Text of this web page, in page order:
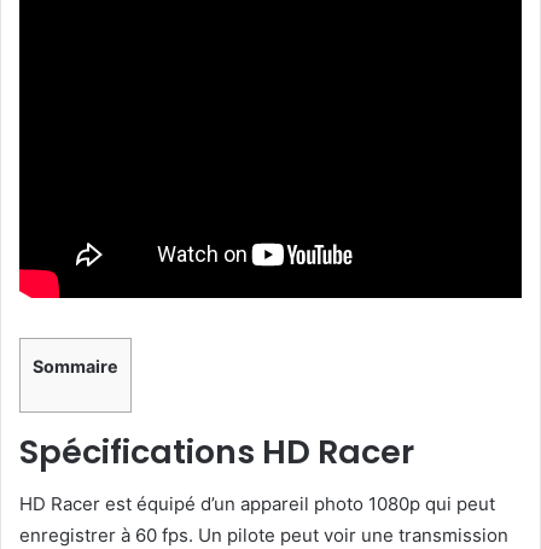
Sommaire
Spécifications HD Racer
HD Racer est équipé d’un appareil photo 1080p qui peut
enregistrer à 60 fps. Un pilote peut voir une transmission